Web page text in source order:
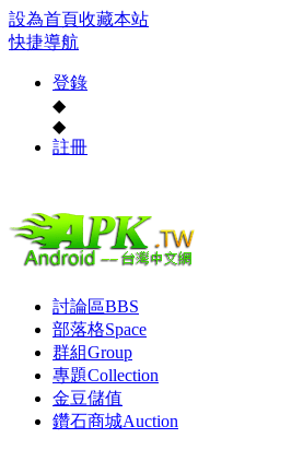
設為首頁收藏本站
快捷導航
登錄
◆
◆
註冊
討論區BBS
部落格Space
群組Group
專題Collection
金豆儲值
鑽石商城Auction